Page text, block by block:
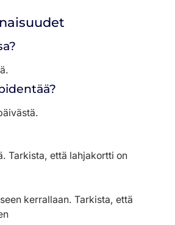
Tarkista, että lahjakortti on
kerrallaan. Tarkista, että